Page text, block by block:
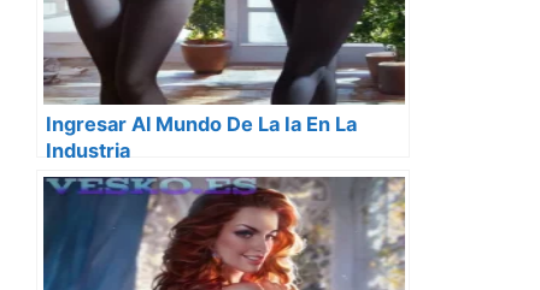
Ingresar Al Mundo De La Ia En La
Industria